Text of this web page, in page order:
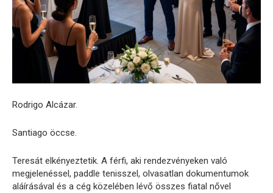
Rodrigo Alcázar.
Santiago öccse.
Teresát elkényeztetik. A férfi, aki rendezvényeken való
megjelenéssel, paddle tenisszel, olvasatlan dokumentumok
aláírásával és a cég közelében lévő összes fiatal nővel